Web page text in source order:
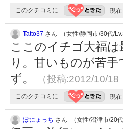
このクチコミに 現在
Tatto37 さん （女性/静岡市/30代/
ここのイチゴ大福
り。甘いものが苦
ず。
（投稿:2012/10/
このクチコミに 現在
ぽにょっち さん （女性/沼津市/20代